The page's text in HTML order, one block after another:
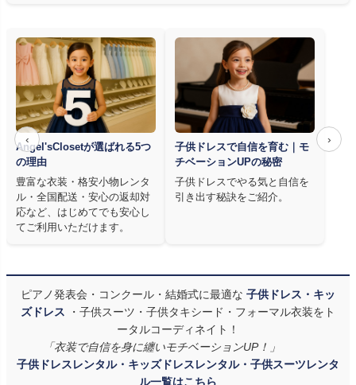
‹ ›
Angel'sClosetが選ばれる5つ
の理由
豊富な衣装・格安小物レンタ
ル・全国配送・安心の返却対
応など、はじめてでも安心し
てご利用いただけます。
子供ドレスで自信を育む｜モ
チベーションUPの秘密
子供ドレスでやる気と自信を
引き出す秘訣をご紹介。
ピアノ発表会・コンクール・結婚式に最適な 子供ドレス・キッ
ズドレス
・子供スーツ・子供タキシード・フォーマル衣装をト
ータルコーディネイト！
「衣装で自信を身に纏いモチベーションUP！」
子供ドレスレンタル・キッズドレスレンタル・子供スーツレンタ
ル一覧はこちら